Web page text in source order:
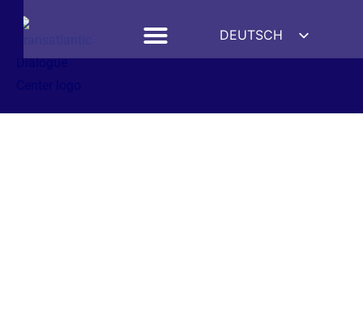
DEUTSCH
ENGLISH
FRANÇAIS